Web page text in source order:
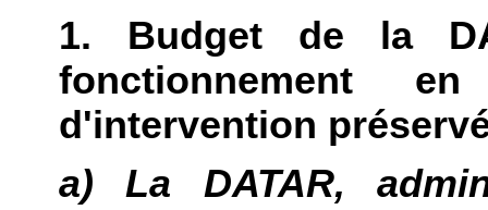
1. Budget de la
fonctionnement
d'intervention
a) La DATAR,